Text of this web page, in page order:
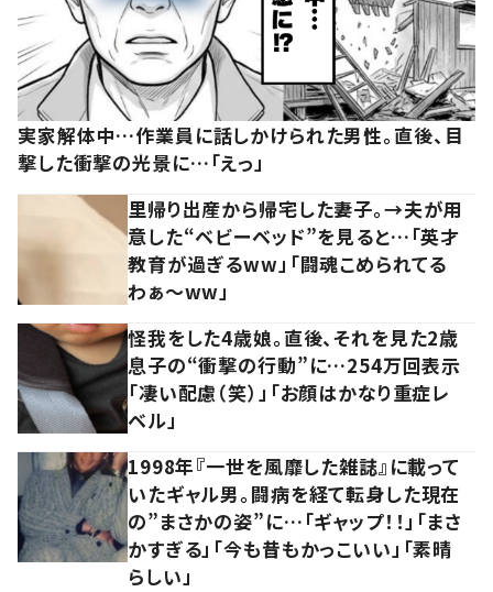
実家解体中…作業員に話しかけられた男性。直後、目
撃した衝撃の光景に…「えっ」
里帰り出産から帰宅した妻子。→夫が用
意した“ベビーベッド”を見ると…「英才
教育が過ぎるww」「闘魂こめられてる
わぁ～ww」
怪我をした4歳娘。直後、それを見た2歳
息子の“衝撃の行動”に…254万回表示
「凄い配慮（笑）」「お顔はかなり重症レ
ベル」
1998年『一世を風靡した雑誌』に載って
いたギャル男。闘病を経て転身した現在
の”まさかの姿”に…「ギャップ！！」「まさ
かすぎる」「今も昔もかっこいい」「素晴
らしい」